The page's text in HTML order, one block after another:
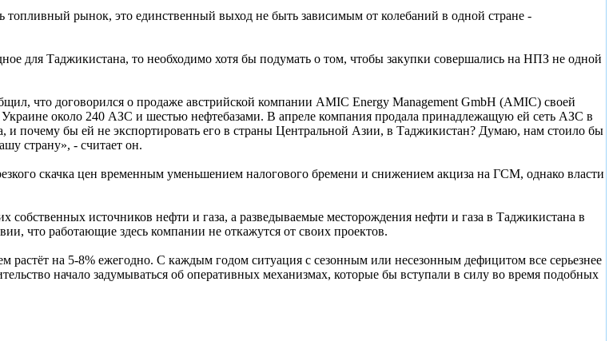
рынок, это единственный выход не быть зависимым от колебаний в одной стране -
для Таджикистана, то необходимо хотя бы подумать о том, чтобы закупки совершались на НПЗ не одной
что договорился о продаже австрийской компании AMIC Energy Management GmbH (AMIC) своей
около 240 АЗС и шестью нефтебазами. В апреле компания продала принадлежащую ей сеть АЗС в
и почему бы ей не экспортировать его в страны Центральной Азии, в Таджикистан? Думаю, нам стоило бы
страну», - считает он.
скачка цен временным уменьшением налогового бремени и снижением акциза на ГСМ, однако власти
собственных источников нефти и газа, а разведываемые месторождения нефти и газа в Таджикистана в
что работающие здесь компании не откажутся от своих проектов.
на 5-8% ежегодно. С каждым годом ситуация с сезонным или несезонным дефицитом все серьезнее
начало задумываться об оперативных механизмах, которые бы вступали в силу во время подобных